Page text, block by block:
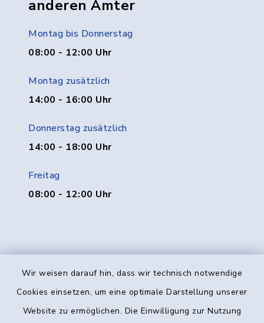
Wir weisen darauf hin, dass wir technisch notwendige
Cookies einsetzen, um eine optimale Darstellung unserer
Website zu ermöglichen. Die Einwilligung zur Nutzung
anderen Ämter
Montag bis Donnerstag
08:00 - 12:00 Uhr
Montag zusätzlich
14:00 - 16:00 Uhr
Donnerstag zusätzlich
14:00 - 18:00 Uhr
Freitag
08:00 - 12:00 Uhr
Kontakt